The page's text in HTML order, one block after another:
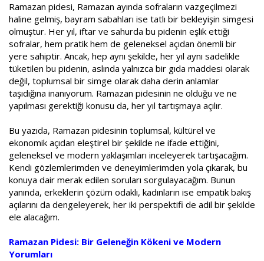
Ramazan pidesi, Ramazan ayında sofraların vazgeçilmezi
haline gelmiş, bayram sabahları ise tatlı bir bekleyişin simgesi
olmuştur. Her yıl, iftar ve sahurda bu pidenin eşlik ettiği
sofralar, hem pratik hem de geleneksel açıdan önemli bir
yere sahiptir. Ancak, hep aynı şekilde, her yıl aynı sadelikle
tüketilen bu pidenin, aslında yalnızca bir gıda maddesi olarak
değil, toplumsal bir simge olarak daha derin anlamlar
taşıdığına inanıyorum. Ramazan pidesinin ne olduğu ve ne
yapılması gerektiği konusu da, her yıl tartışmaya açılır.
Bu yazıda, Ramazan pidesinin toplumsal, kültürel ve
ekonomik açıdan eleştirel bir şekilde ne ifade ettiğini,
geleneksel ve modern yaklaşımları inceleyerek tartışacağım.
Kendi gözlemlerimden ve deneyimlerimden yola çıkarak, bu
konuya dair merak edilen soruları sorgulayacağım. Bunun
yanında, erkeklerin çözüm odaklı, kadınların ise empatik bakış
açılarını da dengeleyerek, her iki perspektifi de adil bir şekilde
ele alacağım.
Ramazan Pidesi: Bir Geleneğin Kökeni ve Modern
Yorumları